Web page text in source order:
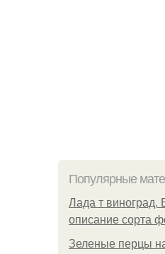
Популярные
Лада т виноград.
описание сорта
Зеленые перцы